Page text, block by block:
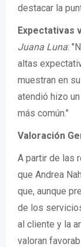
destacar la
Expectativas
Juana Luna:
altas
muestran en
atendió hizo
más común."
Valoración
A partir de las
que Andrea
que, aunque
de los
al cliente y la
valoran